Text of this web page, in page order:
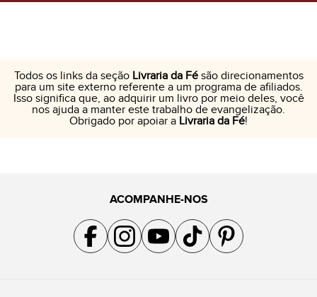
Todos os links da seção Livraria da Fésão direcionamentos
para um site externo referente a um programa de afiliados.
Isso significa que, ao adquirir um livro por meio deles, você
nos ajuda a manter este trabalho de evangelização.
Obrigado por apoiar a Livraria da Fé!
ACOMPANHE-NOS
Acompanhe a gente no Facebook
Acompanhe a gente no Instagram
Acompanhe a gente no YouTube
Acompanhe a gente no TikTok
Acompanhe a gente no